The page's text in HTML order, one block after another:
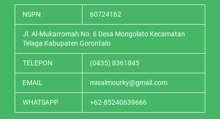
NSPN : 60724162
Jl. Al-Mukarromah No. 6 Desa Mongolato Kecamatan
Telaga Kabupaten Gorontalo
TELEPON (0435) 8361845
EMAIL misalmourky@gmail.com
WHATSAPP +62-85240639666